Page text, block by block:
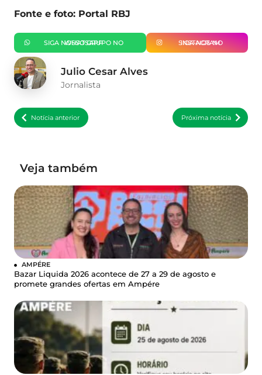
Fonte e foto: Portal RBJ
SIGA NOSSO GRUPO NO WHATSAPP SIGA-NOS NO INSTAGRAM
Julio Cesar Alves
Jornalista
Notícia anterior Próxima notícia
Veja também
AMPÉRE
Bazar Liquida 2026 acontece de 27 a 29 de agosto e
promete grandes ofertas em Ampére